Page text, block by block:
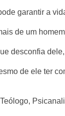
garantir a
de um
desconfia
de ele ter